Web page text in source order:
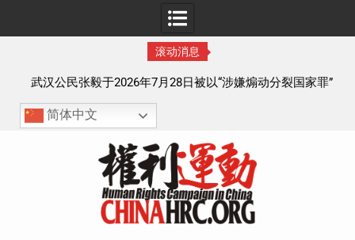
滚动消息
武汉公民张毅于2026年7月28日被以“涉嫌煽动分裂国家罪”
执行逮捕 目前羁押在拉萨市看守所
简体中文